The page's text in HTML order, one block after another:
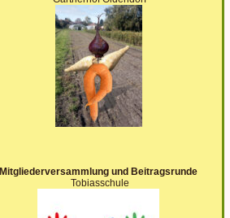
Mitgliederversammlung und Beitragsrunde
Tobiasschule